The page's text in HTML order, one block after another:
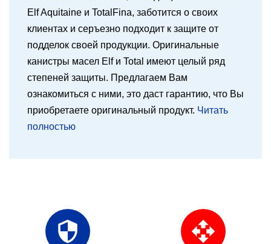
Elf Aquitaine и TotalFina, заботится о своих
клиентах и серъезно подходит к защите от
подделок своей продукции. Оригинальные
канистры масел Elf и Total имеют целый ряд
степеней защиты. Предлагаем Вам
ознакомиться с ними, это даст гарантию, что Вы
приобретаете оригинальный продукт. Читать
полностью
security open_with